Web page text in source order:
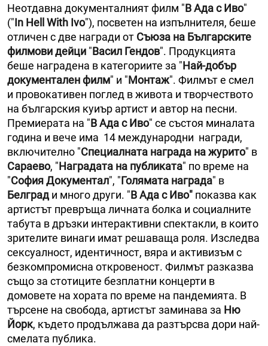
Неотдавна документалният филм "В Ада с Иво"
("In Hell With Ivo"), посветен на изпълнителя, беше
отличен с две награди от Съюза на Българските
филмови дейци "Васил Гендов". Продукцията
беше наградена в категориите за "Най-добър
документален филм" и "Монтаж". Филмът е смел
и провокативен поглед в живота и творчеството
на българския куиър артист и автор на песни.
Премиерата на "В Ада с Иво" се състоя миналата
година и вече има 14 международни награди,
включително "Специалната награда на журито" в
Сараево, "Наградата на публиката" по време на
"София Документал", "Голямата награда" в
Белград и много други. "В Ада с Иво" показва как
артистът превръща личната болка и социалните
табута в дръзки интерактивни спектакли, в които
зрителите винаги имат решаваща роля. Изследва
сексуалност, идентичност, вяра и активизъм с
безкомпромисна откровеност. Филмът разказва
също за стотиците безплатни концерти в
домовете на хората по време на пандемията. В
търсене на свобода, артистът заминава за Ню
Йорк, където продължава да разтърсва дори най-
смелата публика.